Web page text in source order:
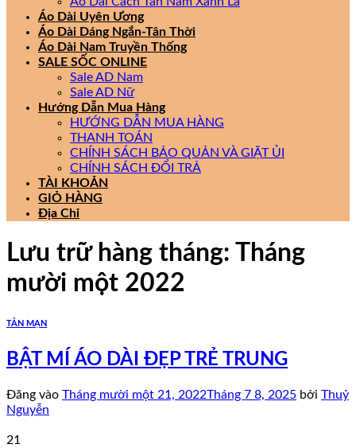
Áo Dài Uyên Ương
Áo Dài Dáng Ngắn-Tân Thời
Áo Dài Nam Truyền Thống
SALE SỐC ONLINE
Sale AD Nam
Sale AD Nữ
Hướng Dẫn Mua Hàng
HƯỚNG DẪN MUA HÀNG
THANH TOÁN
CHÍNH SÁCH BẢO QUẢN VÀ GIẶT ỦI
CHÍNH SÁCH ĐỔI TRẢ
TÀI KHOẢN
GIỎ HÀNG
Địa Chỉ
Lưu trữ hàng tháng:
Tháng
mười một 2022
TẢN MẠN
BẬT MÍ ÁO DÀI ĐẸP TRẺ TRUNG
Đăng vào Tháng mười một 21, 2022Tháng 7 8, 2025 bởi Thuỷ
Nguyễn
21